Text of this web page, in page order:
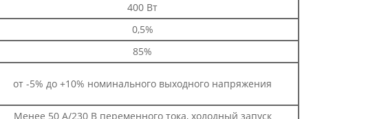
400 Вт
0,5%
85%
от -5% до +10% номинального выходного напряжения
Менее 50 А/230 В переменного тока, холодный запуск